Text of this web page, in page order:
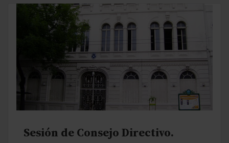
Sesión de Consejo Directivo.